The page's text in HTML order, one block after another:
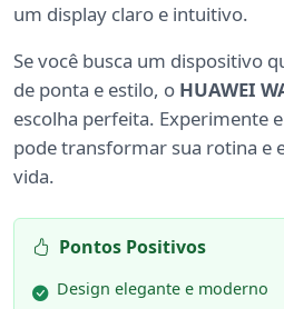
um display claro e intuitivo.
Se você busca um dispositivo
de ponta e estilo, o HUAWEI
escolha perfeita. Experimente
pode transformar sua rotina e
vida.
Pontos Positivos
Design elegante e moderno